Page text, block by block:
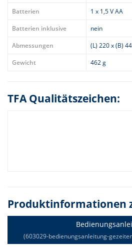
Batterien
1 x 1,5 V AA
Batterien inklusive
nein
Abmessungen
(L) 220 x (B)
Gewicht
462 g
TFA Qualitätszeichen:
Produktinformationen
(603029-bedienungsanleitung-